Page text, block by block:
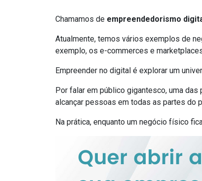
Chamamos de empreendedorismo
Atualmente, temos vários exemplos de
exemplo, os e-commerces e
Empreender no digital é explorar um
Por falar em público gigantesco, uma
alcançar pessoas em todas as partes do
Na prática, enquanto um negócio físico